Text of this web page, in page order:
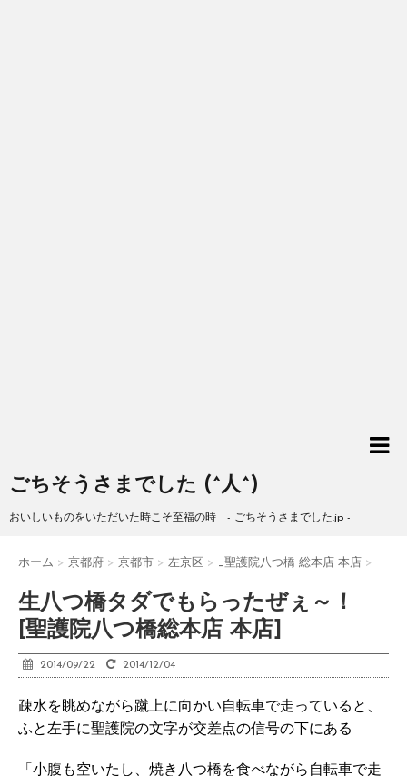
ごちそうさまでした (^人^)
おいしいものをいただいた時こそ至福の時 - ごちそうさまでした.jp -
ホーム > 京都府 > 京都市 > 左京区 > _聖護院八つ橋 総本店 本店 >
生八つ橋タダでもらったぜぇ～！
[聖護院八つ橋総本店 本店]
2014/09/22 2014/12/04
疎水を眺めながら蹴上に向かい自転車で走っていると、
ふと左手に聖護院の文字が交差点の信号の下にある
「小腹も空いたし、焼き八つ橋を食べながら自転車で走